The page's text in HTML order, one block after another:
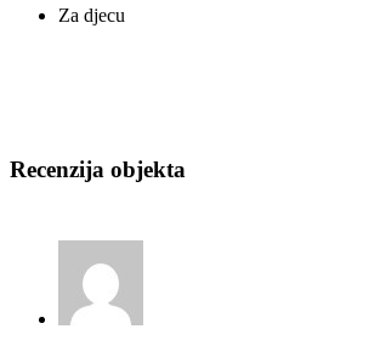
Za djecu
Recenzija objekta